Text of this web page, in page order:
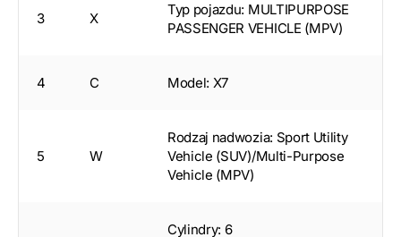
3 X
Typ pojazdu: MULTIPURPOSE
PASSENGER VEHICLE (MPV)
4 C Model: X7
5 W
Rodzaj nadwozia: Sport Utility
Vehicle (SUV)/Multi-Purpose
Vehicle (MPV)
Cylindry: 6